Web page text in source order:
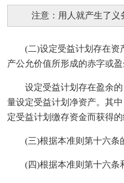
注意：用人就产生了义
(二)设定受益计划存在资产
产公允价值所形成的赤字或
设定受益计划存在盈余的
量设定受益计划净资产。其
定受益计划缴存资金而获得的
(三)根据本准则第十六条
(四)根据本准则第十六条和